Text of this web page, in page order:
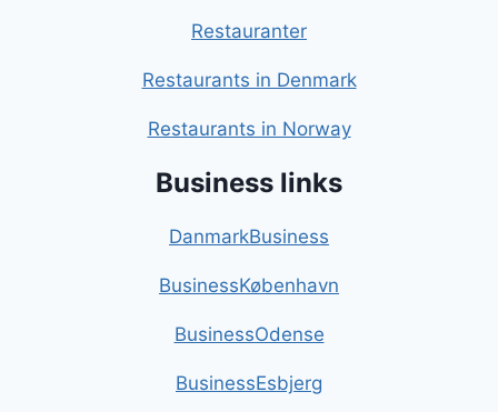
Restauranter
Restaurants in Denmark
Restaurants in Norway
Business links
DanmarkBusiness
BusinessKøbenhavn
BusinessOdense
BusinessEsbjerg